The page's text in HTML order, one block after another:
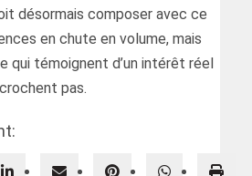
désormais composer avec ce
en chute en volume, mais
qui témoignent d’un intérêt réel
pas.